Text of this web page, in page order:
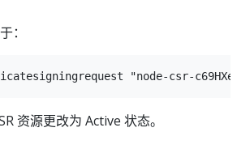
：
资源更改为 Active 状态。